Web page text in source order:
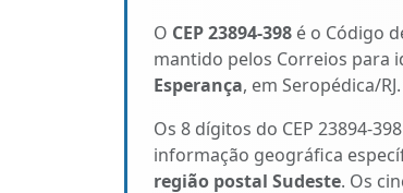
O CEP 23894-398 é o Código
mantido pelos Correios para
Esperança, em Seropédica/RJ.
Os 8 dígitos do CEP 23894-
informação geográfica
região postal Sudeste. Os